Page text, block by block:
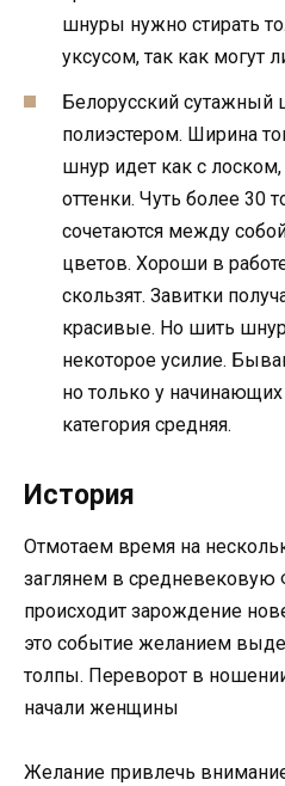
шнуры нужно стирать
уксусом, так как могут
Белорусский сутажный
полиэстером. Ширина
шнур идет как с
оттенки. Чуть более 30
сочетаются между
цветов. Хороши в
скользят. Завитки
красивые. Но шить
некоторое усилие.
но только у
категория средняя.
История
Отмотаем время на
заглянем в
происходит зарождение
это событие желанием
толпы. Переворот в
начали женщины
Желание привлечь